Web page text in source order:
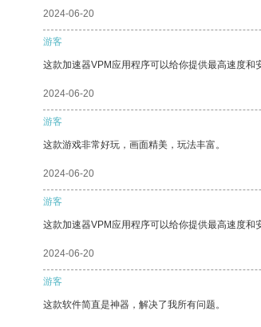
2024-06-20
游客
这款加速器VPM应用程序可以给你提供最高速度和
2024-06-20
游客
这款游戏非常好玩，画面精美，玩法丰富。
2024-06-20
游客
这款加速器VPM应用程序可以给你提供最高速度和
2024-06-20
游客
这款软件简直是神器，解决了我所有问题。